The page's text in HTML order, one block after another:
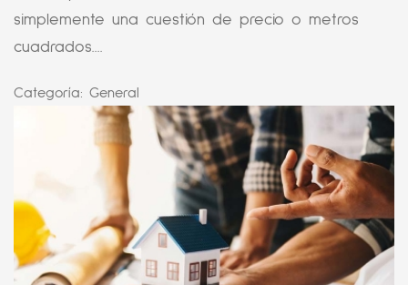
simplemente una cuestión de precio o metros
cuadrados....
Categoría: General